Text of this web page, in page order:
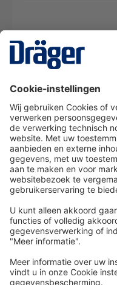
Dräger
Over Dräger
Bestellen in onze
Community